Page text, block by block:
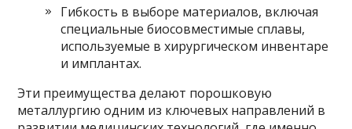
Гибкость в выборе материалов, включая
специальные биосовместимые сплавы,
используемые в хирургическом инвентаре
и имплантах.
Эти преимущества делают порошковую
металлургию одним из ключевых направлений в